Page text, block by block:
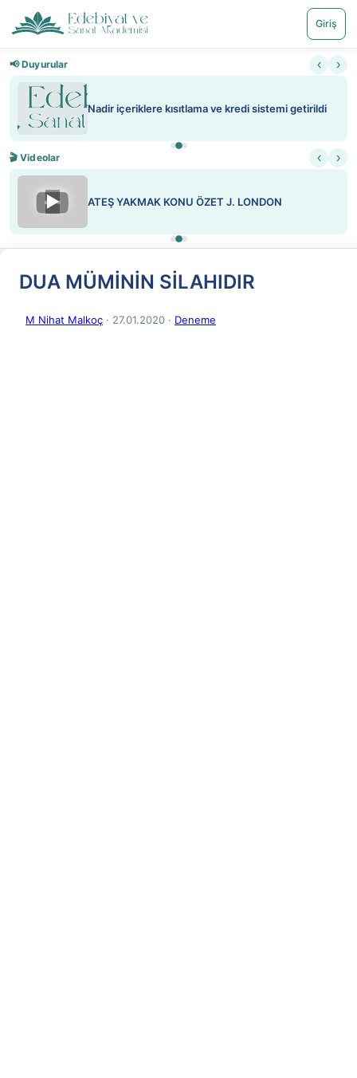
Giriş
📢 Duyurular ‹ ›
Nadir içeriklere kısıtlama ve kredi sistemi getirildi
🎬 Videolar ‹ ›
▶ ATEŞ YAKMAK KONU ÖZET J. LONDON
DUA MÜMİNİN SİLAHIDIR
M Nihat Malkoç · 27.01.2020 · Deneme